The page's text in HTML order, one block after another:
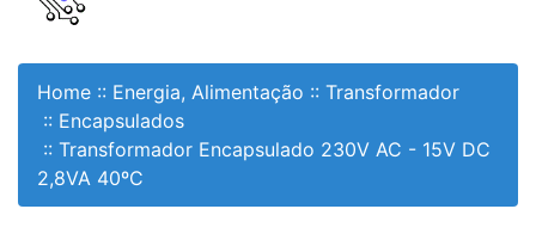
Home :: Energia, Alimentação :: Transformador
:: Encapsulados
:: Transformador Encapsulado 230V AC - 15V DC
2,8VA 40ºC